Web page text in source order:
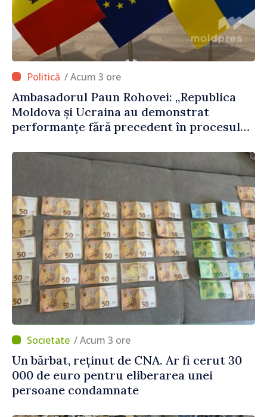
/ Acum 3 ore
Ambasadorul Paun Rohovei: „Republica
Moldova și Ucraina au demonstrat
performanțe fără precedent în procesul
/ Acum 3 ore
Un bărbat, reținut de CNA. Ar fi cerut 30
000 de euro pentru eliberarea unei
persoane condamnate